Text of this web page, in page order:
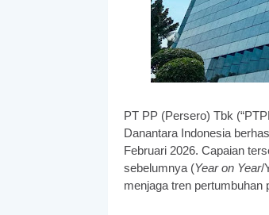
PT PP (Persero) Tbk
Danantara Indonesia
Februari 2026. Capaian
sebelumnya (Year on Year/
menjaga tren pertumbuhan